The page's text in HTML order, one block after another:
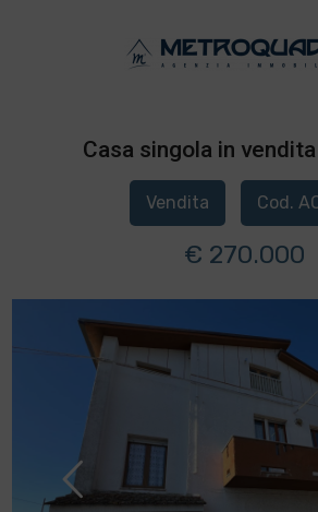
Casa singola in
Vendita Cod.
€ 270.000